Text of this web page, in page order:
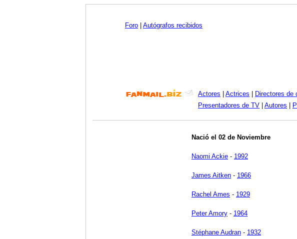
Foro Autógrafos recibidos
Actores Actrices Directores de
Presentadores de TV
Autores
Nació el 02 de Noviembre
Naomi Ackie - 1992
James Aitken - 1966
Rachel Ames - 1929
Peter Amory - 1964
Stéphane Audran - 1932